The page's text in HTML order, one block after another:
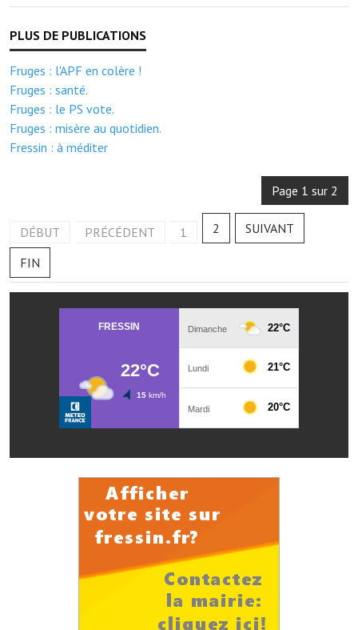
Projets et travaux en cours
Communication
Le bulletin municipal : Fressinfo & Le Fressinois
Communauté de communes
Autres groupements
Les réseaux partenaires
L'association des maires
Le conseil départemental
VILLE PRATIQUE
Services publics intercommunaux
Affaires scolaires, CCAS
Eaux, assainissement
Déchets ménagers, tri sélectif, encombrants
Fruges : l'APF en colère !
Fruges : santé.
Fruges : le PS vote.
Fruges : misère au quotidien.
Fressin : à méditer
Page 1 sur 2
DÉBUT PRÉCÉDENT 1 2 SUIVANT
FIN